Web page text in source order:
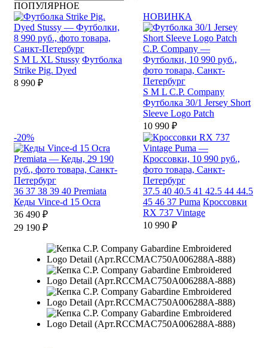
ПОПУЛЯРНОЕ
S M L XL Stussy Футболка
Strike Pig. Dyed
8 990 ₽
НОВИНКА
S M L C.P. Company
Футболка 30/1 Jersey Short
Sleeve Logo Patch
10 990 ₽
-20%
36 37 38 39 40 Premiata
Кеды Vince-d 15 Ocra
36 490 ₽
29 190 ₽
37.5 40 40.5 41 42.5 44 44.5
45 46 37 Puma Кроссовки
RX 737 Vintage
10 990 ₽